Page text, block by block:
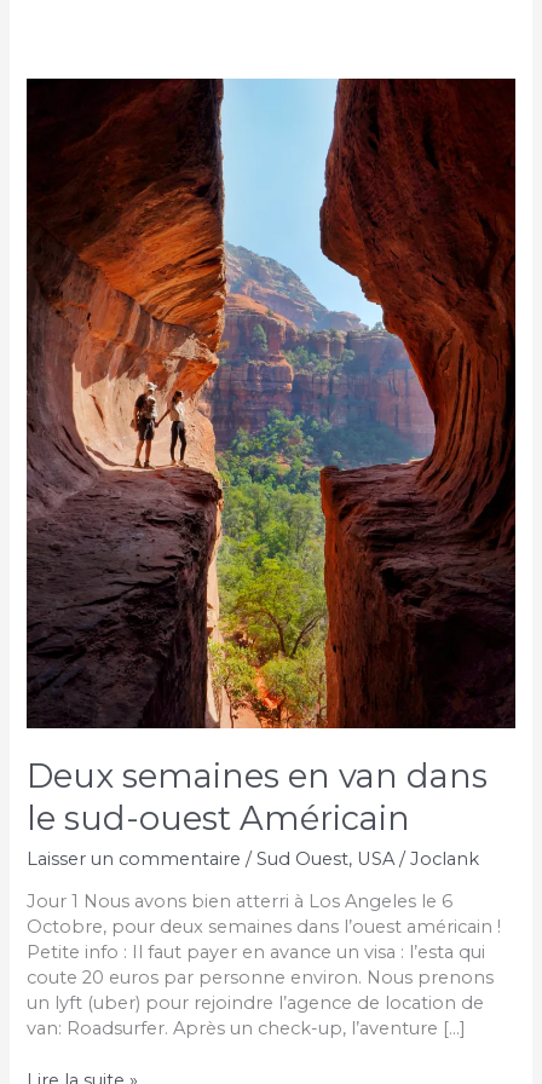
Deux semaines en van dans
le sud-ouest Américain
Laisser un commentaire /Sud Ouest, USA/Joclank
Jour 1 Nous avons bien atterri à Los Angeles le 6
Octobre, pour deux semaines dans l’ouest américain !
Petite info : Il faut payer en avance un visa : l’esta qui
coute 20 euros par personne environ. Nous prenons
un lyft (uber) pour rejoindre l’agence de location de
van: Roadsurfer. Après un check-up, l’aventure […]
Deux